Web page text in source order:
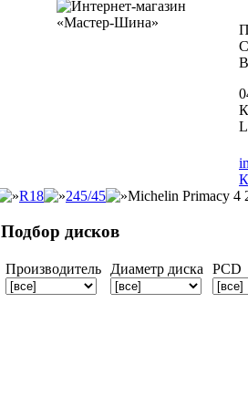
R18 245/45 Michelin Primacy 4
Подбор дисков
Производитель Диаметр диска PCD